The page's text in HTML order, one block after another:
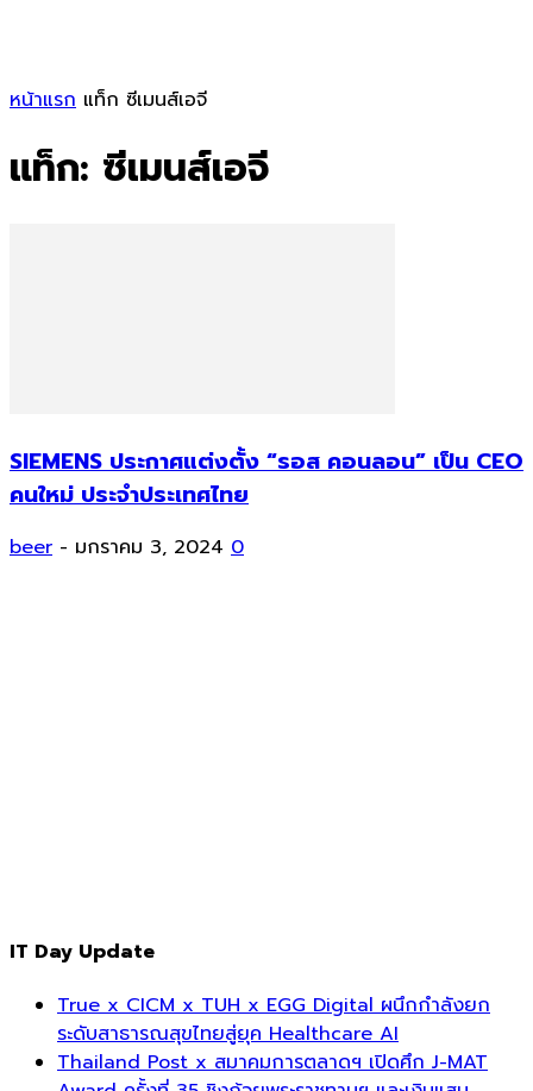
หน้าแรก แท็ก ซีเมนส์เอจี
แท็ก: ซีเมนส์เอจี
SIEMENS ประกาศแต่งตั้ง “รอส คอนลอน” เป็น CEO
คนใหม่ ประจำประเทศไทย
beer - มกราคม 3, 2024 0
IT Day Update
True x CICM x TUH x EGG Digital ผนึกกำลังยก
ระดับสาธารณสุขไทยสู่ยุค Healthcare AI
Thailand Post x สมาคมการตลาดฯ เปิดศึก J-MAT